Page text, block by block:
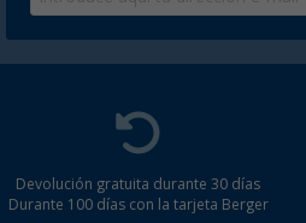
Devolución gratuita durante 30 días
Durante 100 días con la tarjeta Berger